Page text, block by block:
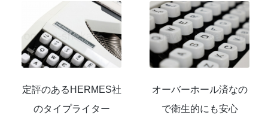
定評のあるHERMES社
のタイプライター
オーバーホール済なの
で衛生的にも安心